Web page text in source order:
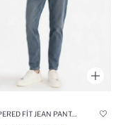
SLIM TAPERED FIT JEAN PANTOLON